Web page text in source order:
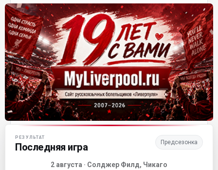
Матч-центр «Ливерпуля»
РЕЗУЛЬТАТ
Последняя игра Предсезонка
2 августа · Солджер Филд, Чикаго